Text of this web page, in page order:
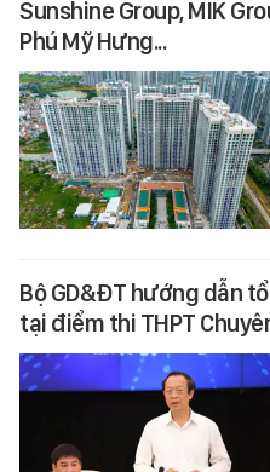
Sunshine Group, MIK
Phú Mỹ Hưng...
Bộ GD&ĐT hướng dẫn
tại điểm thi THPT